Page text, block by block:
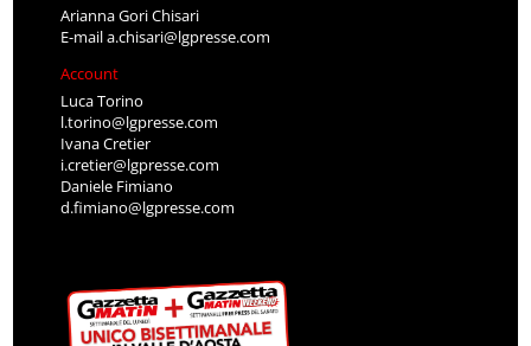
Arianna Gori Chisari
E-maila.chisari@lgpresse.com
Account
Luca Torino
l.torino@lgpresse.com
Ivana Cretier
i.cretier@lgpresse.com
Daniele Fimiano
d.fimiano@lgpresse.com